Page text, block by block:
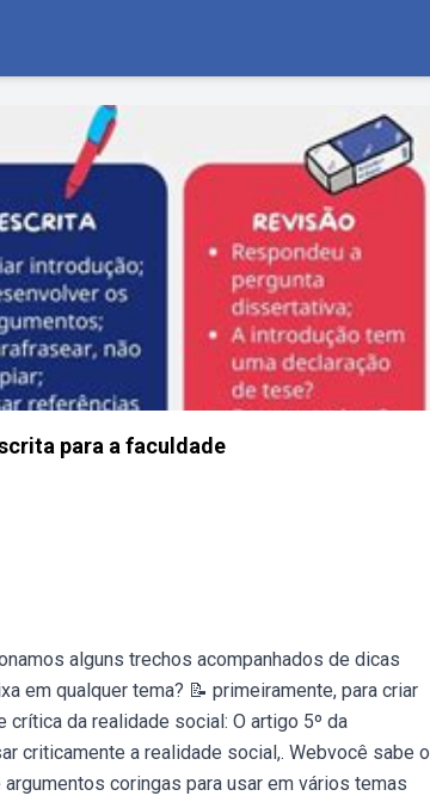
para a faculdade
alguns trechos acompanhados de dicas
em qualquer tema? 📝 primeiramente, para criar
crítica da realidade social: O artigo 5º da
criticamente a realidade social,. Webvocê sabe o
coringas para usar em vários temas